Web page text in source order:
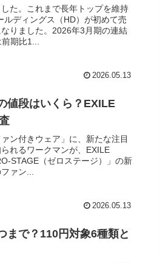
た。これまで長年トップを維持
ルディングス（HD）が初めて売
りました。2026年3月期の連結
期比1...
2026.05.13
値段はいくら？EXILE
ン付きウェア」に、新たな注目
れるワークマンが、EXILE
STAGE（ゼロステージ）」の新
ァン...
2026.05.13
まで？110円対象6種類と